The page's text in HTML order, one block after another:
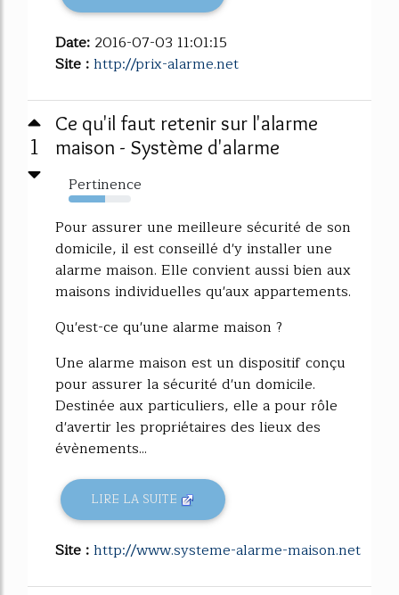
Date: 2016-07-03 11:01:15
Site :http://prix-alarme.net
1
Ce qu'il faut retenir sur l'alarme
maison - Système d'alarme
Pertinence
59%
Pour assurer une meilleure sécurité de son
domicile, il est conseillé d'y installer une
alarme maison. Elle convient aussi bien aux
maisons individuelles qu'aux appartements.
Qu'est-ce qu'une alarme maison ?
Une alarme maison est un dispositif conçu
pour assurer la sécurité d'un domicile.
Destinée aux particuliers, elle a pour rôle
d'avertir les propriétaires des lieux des
évènements...
LIRE LA SUITE
Site :http://www.systeme-alarme-maison.net